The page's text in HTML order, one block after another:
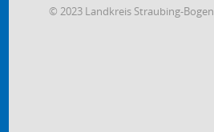
© 2023 Landkreis Straubing-Bogen